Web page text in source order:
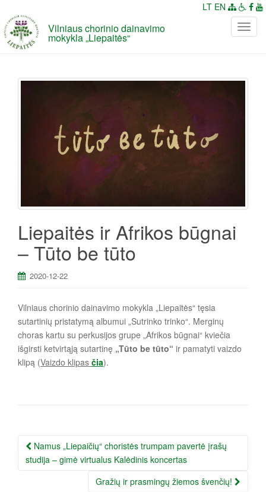
P
u
g
Vilniaus chorinio dainavimo
mokykla „Liepaitės“
LT EN
Liepaitės ir Afrikos būgnai
– Tūto be tūto
2020-12-22
Vilniaus chorinio dainavimo mokykla „Liepaitės“ tęsia
sutartinių pristatymą albumui „Sutrinko trinko“. Merginų
choras kartu su perkusijos grupe „Afrikos būgnai“ kviečia
išgirsti ketvirtąją sutartinę „Tūto be tūto“ ir pamatyti vaizdo
klipą (Vaizdo klipas čia).
Įrašo
navigacija
Namus „Liepaičių“ choristės trumpam pavertė įrašų
studija – gimė virtualus Kalėdinis koncertas
Gražių ir prasmingų žiemos švenčių!